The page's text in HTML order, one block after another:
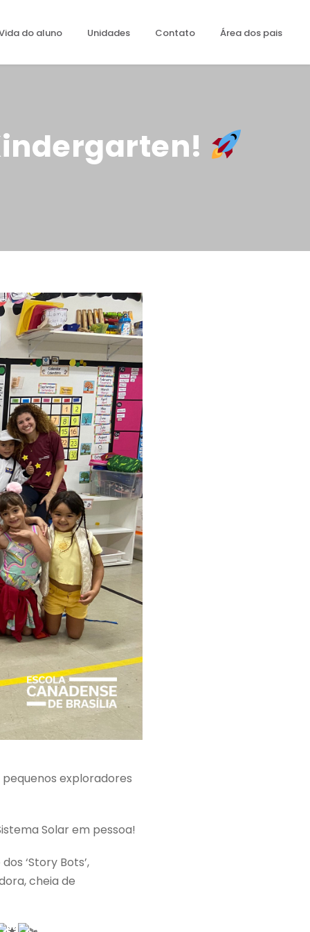
do aluno Unidades Contato Área dos pais
exploradores
Solar em pessoa!
‘Story Bots’,
cheia de